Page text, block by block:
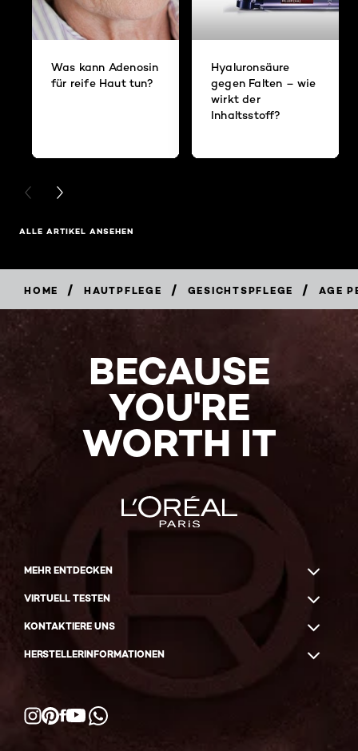
Was kann Adenosin
für reife Haut tun?
Hyaluronsäure
gegen Falten – wie
wirkt der
Inhaltsstoff?
PREVIOUS CARD
NEXT CARD
ALLE ARTIKEL ANSEHEN
HOME / HAUTPFLEGE / GESICHTSPFLEGE / AGE
BECAUSE
YOU'RE
WORTH IT
MEHR ENTDECKEN
VIRTUELL TESTEN
KONTAKTIERE UNS
HERSTELLERINFORMATIONEN
Facebook
YouTube